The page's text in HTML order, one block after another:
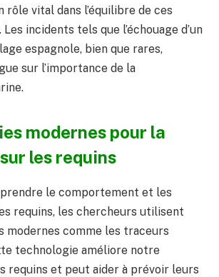
rôle vital dans l’équilibre de ces
incidents tels que l’échouage d’un
espagnole, bien que rares,
sur l’importance de la
modernes pour la
les requins
le comportement et les
requins, les chercheurs utilisent
modernes comme les traceurs
technologie améliore notre
requins et peut aider à prévoir leurs